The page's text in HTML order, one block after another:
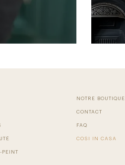
PEINT
NOTRE BOUTIQUE
CONTACT
FAQ
COSI IN CASA